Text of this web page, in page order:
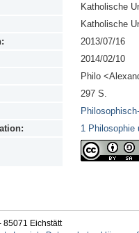
Katholische
Katholische
2013/07/16
2014/02/10
Philo
297 S.
1 Philosophie
85071 Eichstätt